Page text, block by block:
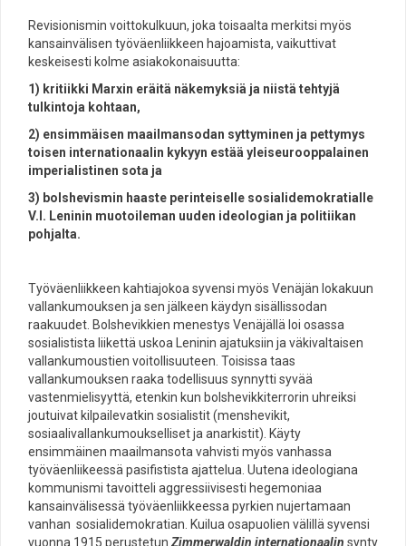
Revisionismin voittokulkuun, joka toisaalta merkitsi myös
kansainvälisen työväenliikkeen hajoamista, vaikuttivat
keskeisesti kolme asiakokonaisuutta:
1) kritiikki Marxin eräitä näkemyksiä ja niistä tehtyjä
tulkintoja kohtaan,
2) ensimmäisen maailmansodan syttyminen ja pettymys
toisen internationaalin kykyyn estää yleiseurooppalainen
imperialistinen sota ja
3) bolshevismin haaste perinteiselle sosialidemokratialle
V.I. Leninin muotoileman uuden ideologian ja politiikan
pohjalta.
Työväenliikkeen kahtiajokoa syvensi myös Venäjän lokakuun
vallankumouksen ja sen jälkeen käydyn sisällissodan
raakuudet. Bolshevikkien menestys Venäjällä loi osassa
sosialistista liikettä uskoa Leninin ajatuksiin ja väkivaltaisen
vallankumoustien voitollisuuteen. Toisissa taas
vallankumouksen raaka todellisuus synnytti syvää
vastenmielisyyttä, etenkin kun bolshevikkiterrorin uhreiksi
joutuivat kilpailevatkin sosialistit (menshevikit,
sosiaalivallankumoukselliset ja anarkistit). Käyty
ensimmäinen maailmansota vahvisti myös vanhassa
työväenliikeessä pasifistista ajattelua. Uutena ideologiana
kommunismi tavoitteli aggressiivisesti hegemoniaa
kansainvälisessä työväenliikkeessa pyrkien nujertamaan
vanhan sosialidemokratian. Kuilua osapuolien välillä syvensi
vuonna 1915 perustetun Zimmerwaldin internationaalin synty